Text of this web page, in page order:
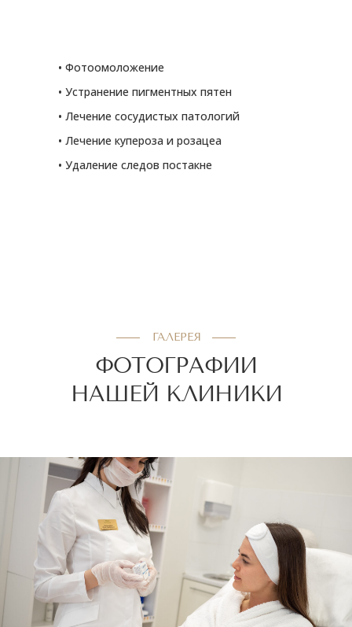
• Фотоомоложение
• Устранение пигментных пятен
• Лечение сосудистых патологий
• Лечение купероза и розацеа
• Удаление следов постакне
ГАЛЕРЕЯ
ФОТОГРАФИИ
НАШЕЙ КЛИНИКИ